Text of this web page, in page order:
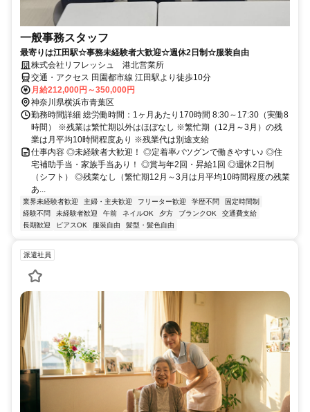
一般事務スタッフ
最寄りは江田駅☆事務未経験者大歓迎☆週休2日制☆服装自由
株式会社リフレッシュ 港北営業所
交通・アクセス 田園都市線 江田駅より徒歩10分
月給212,000円～350,000円
神奈川県横浜市青葉区
勤務時間詳細 総労働時間：1ヶ月あたり170時間 8:30～17:30（実働8
時間） ※残業は繁忙期以外はほぼなし ※繁忙期（12月～3月）の残
業は月平均10時間程度あり ※残業代は別途支給
仕事内容 ◎未経験者大歓迎！ ◎定着率バツグンで働きやすい♪ ◎住
宅補助手当・家族手当あり！ ◎賞与年2回・昇給1回 ◎週休2日制
（シフト） ◎残業なし（繁忙期12月～3月は月平均10時間程度の残業
あ...
業界未経験者歓迎 主婦・主夫歓迎 フリーター歓迎 学歴不問
固定時間制
経験不問
未経験者歓迎 午前 ネイルOK 夕方 ブランクOK
交通費支給
長期歓迎
ピアスOK 服装自由 髪型・髪色自由
派遣社員